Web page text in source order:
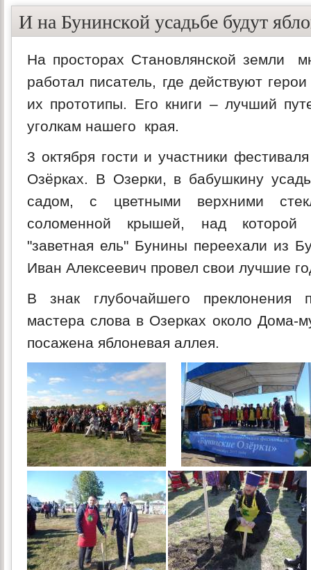
И на Бунинской усадьбе будут
На просторах Становлянской земли
работал писатель, где действуют
их прототипы. Его книги – лучший
уголкам нашего края.
3 октября гости и участники
Озёрках. В Озерки, в бабушкину
садом, с цветными верхними
соломенной крышей, над которой
"заветная ель" Бунины переехали из
Иван Алексеевич провел свои лучшие
В знак глубочайшего преклонения
мастера слова в Озерках около Дома-
посажена яблоневая аллея.